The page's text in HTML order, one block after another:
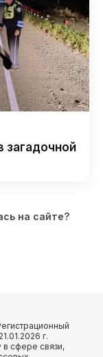
загадочной
на сайте?
г.
сфере связи,